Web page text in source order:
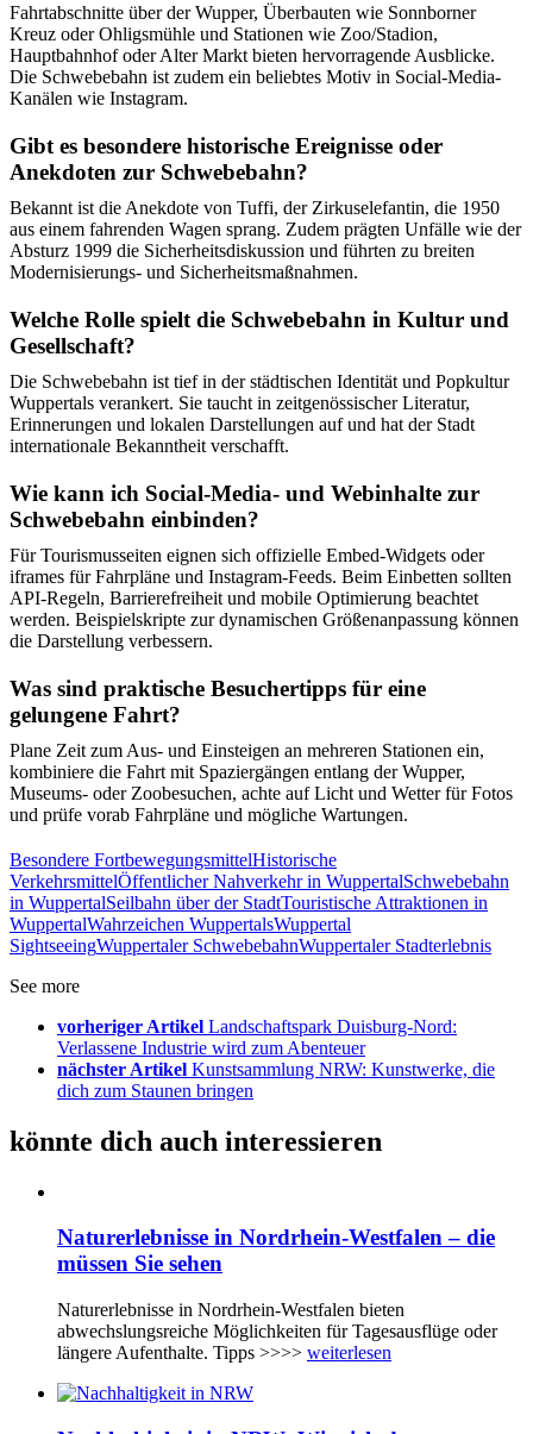
Fahrtabschnitte über der Wupper, Überbauten wie Sonnborner
Kreuz oder Ohligsmühle und Stationen wie Zoo/Stadion,
Hauptbahnhof oder Alter Markt bieten hervorragende Ausblicke.
Die Schwebebahn ist zudem ein beliebtes Motiv in Social-Media-
Kanälen wie Instagram.
Gibt es besondere historische Ereignisse oder
Anekdoten zur Schwebebahn?
Bekannt ist die Anekdote von Tuffi, der Zirkuselefantin, die 1950
aus einem fahrenden Wagen sprang. Zudem prägten Unfälle wie der
Absturz 1999 die Sicherheitsdiskussion und führten zu breiten
Modernisierungs- und Sicherheitsmaßnahmen.
Welche Rolle spielt die Schwebebahn in Kultur und
Gesellschaft?
Die Schwebebahn ist tief in der städtischen Identität und Popkultur
Wuppertals verankert. Sie taucht in zeitgenössischer Literatur,
Erinnerungen und lokalen Darstellungen auf und hat der Stadt
internationale Bekanntheit verschafft.
Wie kann ich Social-Media- und Webinhalte zur
Schwebebahn einbinden?
Für Tourismusseiten eignen sich offizielle Embed-Widgets oder
iframes für Fahrpläne und Instagram-Feeds. Beim Einbetten sollten
API-Regeln, Barrierefreiheit und mobile Optimierung beachtet
werden. Beispielskripte zur dynamischen Größenanpassung können
die Darstellung verbessern.
Was sind praktische Besuchertipps für eine
gelungene Fahrt?
Plane Zeit zum Aus- und Einsteigen an mehreren Stationen ein,
kombiniere die Fahrt mit Spaziergängen entlang der Wupper,
Museums- oder Zoobesuchen, achte auf Licht und Wetter für Fotos
und prüfe vorab Fahrpläne und mögliche Wartungen.
Besondere FortbewegungsmittelHistorische
VerkehrsmittelÖffentlicher Nahverkehr in WuppertalSchwebebahn
in WuppertalSeilbahn über der StadtTouristische Attraktionen in
WuppertalWahrzeichen WuppertalsWuppertal
SightseeingWuppertaler SchwebebahnWuppertaler Stadterlebnis
See more
vorheriger Artikel Landschaftspark Duisburg-Nord:
Verlassene Industrie wird zum Abenteuer
nächster Artikel Kunstsammlung NRW: Kunstwerke, die
dich zum Staunen bringen
könnte dich auch interessieren
Naturerlebnisse in Nordrhein-Westfalen – die
müssen Sie sehen
Naturerlebnisse in Nordrhein-Westfalen bieten
abwechslungsreiche Möglichkeiten für Tagesausflüge oder
längere Aufenthalte. Tipps >>>> weiterlesen